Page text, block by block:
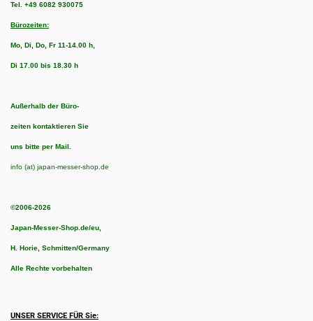
Tel. +49 6082 930075
Bürozeiten:
Mo, Di, Do, Fr 11-14.00 h,
Di 17.00 bis 18.30 h
Außerhalb der Büro-
zeiten kontaktieren Sie
uns bitte per Mail.
info (at) japan-messer-shop.de
©2006-2026
Japan-Messer-Shop.de/eu,
H. Horie, Schmitten/Germany
Alle Rechte vorbehalten
UNSER SERVICE FÜR Sie: